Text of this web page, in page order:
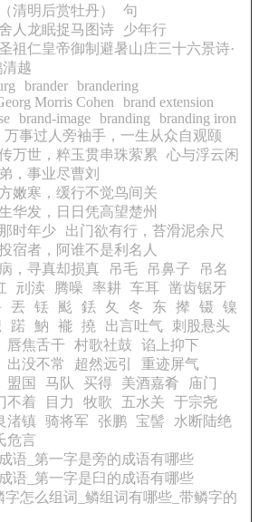
清明后赏牡丹）
句
人龙眠捉马图诗
少年行
祖仁皇帝御制避暑山庄三十六景诗·
清越
brander brandering
Morris Cohen
brand extension
brand-image branding
branding iron
万事过人旁袖手，一生从众自观颐
万世，粹玉贯串珠萦累
心与浮云闲
，事业尽曹刘
嫩寒，缓行不觉鸟间关
华发，日日凭高望楚州
时年少
出门欲有行，苔滑泥余尺
宿者，阿谁不是利名人
，寻真却损真
吊毛 吊鼻子
吊名
刓渎 腾噪 率耕 车耳
凿齿锯牙
丟 铥 颩 銩 夂 冬 东 撵 镊
镍
蹃 魶 褦 撓 出言吐气
刺股悬头
唇焦舌干 村歌社鼓
谄上抑下
出没不常 超然远引
重迹屏气
盟国 马队 买得 美酒嘉肴
庙门
不着 目力 牧歌 五水关
于宗尧
渚镇 骑将军 张鹏 宝髻
水断陆绝
危言
语_第一字是旁的成语有哪些
语_第一字是臼的成语有哪些
字怎么组词_鳞组词有哪些_带鳞字的